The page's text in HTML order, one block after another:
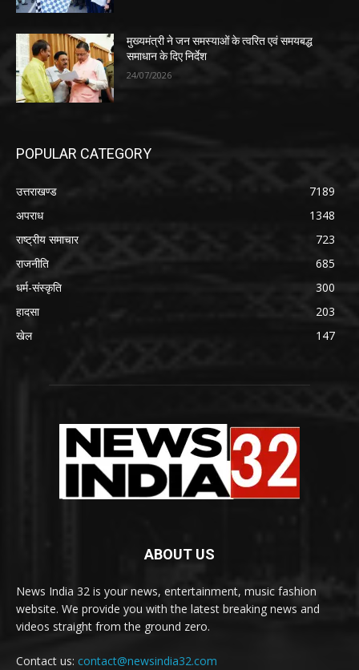
मुख्यमंत्री ने जन समस्याओं के त्वरित एवं समयबद्ध
समाधान के दिए निर्देश
24/07/2026
POPULAR CATEGORY
उत्तराखण्ड
7189
अपराध
1348
राष्ट्रीय समाचार
723
राजनीति
685
धर्म-संस्कृति
300
हादसा
203
खेल
147
ABOUT US
News India 32 is your news, entertainment, music fashion
website. We provide you with the latest breaking news and
videos straight from the ground zero.
Contact us: contact@newsindia32.com